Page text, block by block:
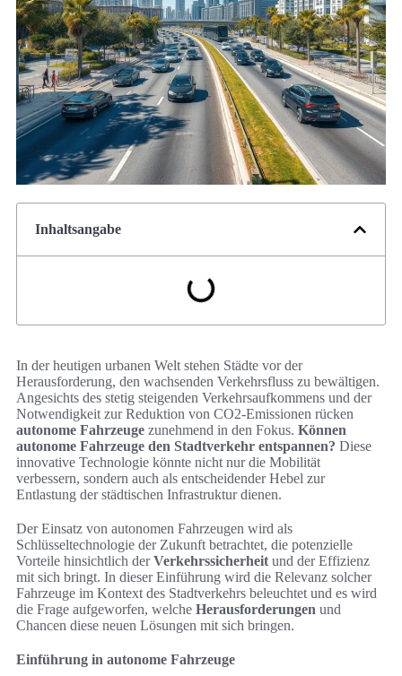
Inhaltsangabe
In der heutigen urbanen Welt stehen Städte vor der
Herausforderung, den wachsenden Verkehrsfluss zu bewältigen.
Angesichts des stetig steigenden Verkehrsaufkommens und der
Notwendigkeit zur Reduktion von CO2-Emissionen rücken
autonome Fahrzeuge zunehmend in den Fokus. Können
autonome Fahrzeuge den Stadtverkehr entspannen? Diese
innovative Technologie könnte nicht nur die Mobilität
verbessern, sondern auch als entscheidender Hebel zur
Entlastung der städtischen Infrastruktur dienen.
Der Einsatz von autonomen Fahrzeugen wird als
Schlüsseltechnologie der Zukunft betrachtet, die potenzielle
Vorteile hinsichtlich derVerkehrssicherheit und der Effizienz
mit sich bringt. In dieser Einführung wird die Relevanz solcher
Fahrzeuge im Kontext des Stadtverkehrs beleuchtet und es wird
die Frage aufgeworfen, welche Herausforderungen und
Chancen diese neuen Lösungen mit sich bringen.
Einführung in autonome Fahrzeuge